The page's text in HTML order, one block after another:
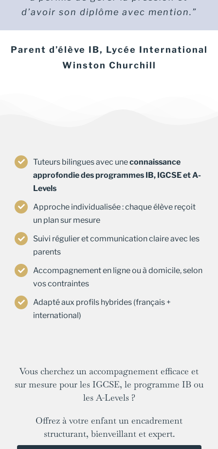
d’avoir son diplôme avec mention.”
Parent d’élève IB, Lycée International
Winston Churchill
Tuteurs bilingues avec uneconnaissance
approfondie des programmes IB, IGCSE et A-
Levels
Approche individualisée : chaque élève reçoit
un plan sur mesure
Suivi régulier et communication claire avec les
parents
Accompagnement en ligne ou à domicile, selon
vos contraintes
Adapté aux profils hybrides (français +
international)
Vous cherchez un accompagnement efficace et
sur mesure pour les IGCSE, le programme IB ou
les A-Levels ?
Offrez à votre enfant un encadrement
structurant, bienveillant et expert.